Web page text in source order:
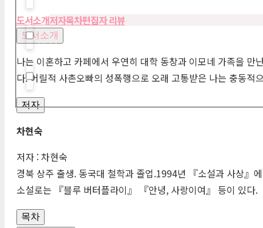
Hidden label
Hidden label
도서소개저자목차편집자 리뷰
도서소개
나는 이혼하고 카페에서 우연히 대학 동창과 이모네 가족을
다. 어릴적 사촌오빠의 성폭행으로 오래 고통받은 나는 충동적
저자
차현숙
저자 : 차현숙
경북 상주 출생. 동국대 철학과 졸업.1994년 『소설과 사상』
소설로는 『블루 버터플라이』 『안녕, 사랑이여』 등이 있다.
목차